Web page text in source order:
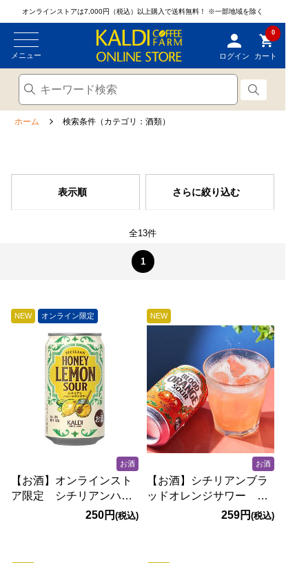
オンラインストアは7,000円（税込）以上購入で送料無料！ ※一部地域を除く
メニュー ログイン
0
カート
ホーム 検索条件（カテゴリ：酒類）
表示順 さらに絞り込む
全13件
1
NEW オンライン限定
お酒
【お酒】オンラインスト
ア限定 シチリアンハニ
ーレモンサワー 350ml
250円(税込)
NEW
お酒
【お酒】シチリアンブラ
ッドオレンジサワー
259円 (税込)